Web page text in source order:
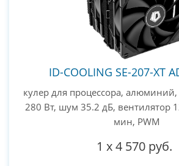
ID-COOLING SE-207-XT
кулер для процессора,
280 Вт, шум 35.2 дБ, вентилятор
мин, PWM
1 x4 570 руб.